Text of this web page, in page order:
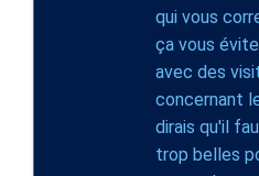
qui vous
ça vous
avec des
concernant
dirais qu'il
trop belles